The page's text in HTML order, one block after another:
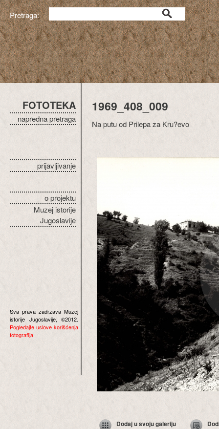
Pretraga:
FOTOTEKA
napredna pretraga
prijavljivanje
o projektu
Muzej istorije
Jugoslavije
Sva prava zadržava Muzej
istorije Jugoslavije, ©2012.
Pogledajte uslove korišćenja
fotografija
1969_408_009
Na putu od Prilepa za Kru?evo
Dodaj u svoju galeriju